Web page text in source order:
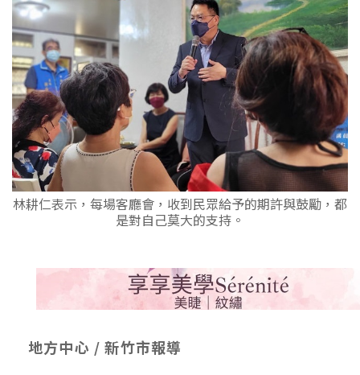
林耕仁表示，每場客廳會，收到民眾給予的期許與鼓勵，都
是對自己莫大的支持。
地方中心 / 新竹市報導